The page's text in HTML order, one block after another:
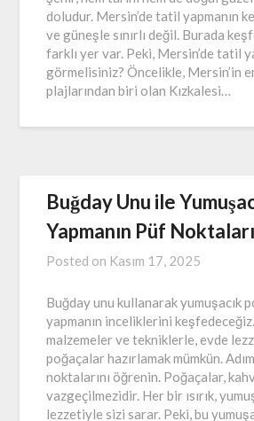
doludur. Mersin’de tatil yapmanın
ve güneşle sınırlı değil. Burada
farklı yer var. Peki, Mersin’de tatil
görmelisiniz? Öncelikle, Mersin’in
plajlarından biri olan Kızkalesi…
Buğday Unu ile
Yapmanın Püf Noktaları
Posted on Kasım 17, 2025
Buğday unu kullanarak yumuşacık
yapmanın inceliklerini
malzemeler ve tekniklerle, evde
poğaçalar hazırlamak mümkün.
noktalarını öğrenin. Poğaçalar,
vazgeçilmezidir. Her bir ısırık,
lezzetiyle sizi sarar. Peki, bu